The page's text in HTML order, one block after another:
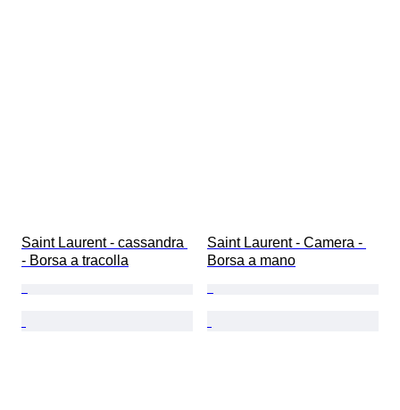
Saint Laurent - cassandra
- Borsa a tracolla
Saint Laurent - Camera -
Borsa a mano